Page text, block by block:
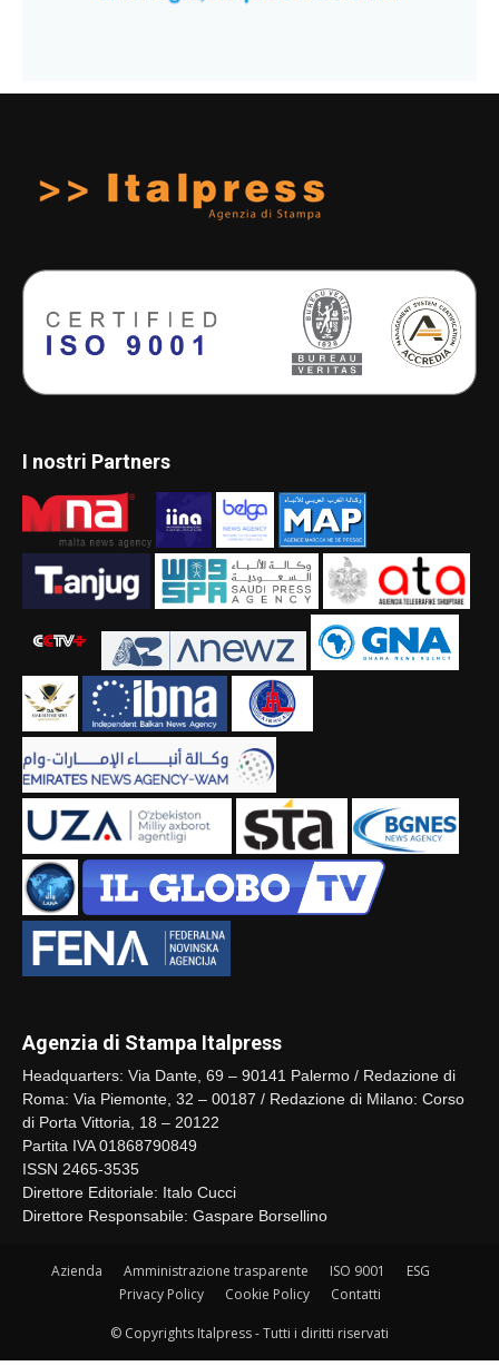
I nostri Partners
Agenzia di Stampa Italpress
Headquarters: Via Dante, 69 – 90141 Palermo / Redazione di
Roma: Via Piemonte, 32 – 00187 / Redazione di Milano: Corso
di Porta Vittoria, 18 – 20122
Partita IVA 01868790849
ISSN 2465-3535
Direttore Editoriale: Italo Cucci
Direttore Responsabile: Gaspare Borsellino
Azienda Amministrazione trasparente ISO 9001
ESG
Privacy Policy
Cookie Policy Contatti
© Copyrights Italpress - Tutti i diritti riservati